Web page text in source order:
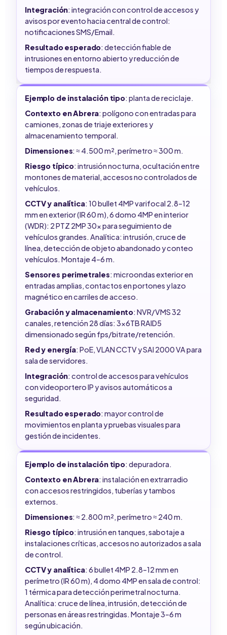
Integración: integración con control de accesos y
avisos por evento hacia central de control:
notificaciones SMS/Email.
Resultado esperado: detección fiable de
intrusiones en entorno abierto y reducción de
tiempos de respuesta.
Ejemplo de instalación tipo: planta de reciclaje.
Contexto en Abrera: polígono con entradas para
camiones, zonas de triaje exteriores y
almacenamiento temporal.
Dimensiones: ≈ 4.500 m², perímetro ≈ 300 m.
Riesgo típico: intrusión nocturna, ocultación entre
montones de material, accesos no controlados de
vehículos.
CCTV y analítica: 10 bullet 4MP varifocal 2.8–12
mm en exterior (IR 60 m), 6 domo 4MP en interior
(WDR): 2 PTZ 2MP 30x para seguimiento de
vehículos grandes. Analítica: intrusión, cruce de
línea, detección de objeto abandonado y conteo
vehículos. Montaje 4–6 m.
Sensores perimetrales: microondas exterior en
entradas amplias, contactos en portones y lazo
magnético en carriles de acceso.
Grabación y almacenamiento: NVR/VMS 32
canales, retención 28 días: 3x6TB RAID5
dimensionado según fps/bitrate/retención.
Red y energía: PoE, VLAN CCTV y SAI 2000 VA para
sala de servidores.
Integración: control de accesos para vehículos
con videoportero IP y avisos automáticos a
seguridad.
Resultado esperado: mayor control de
movimientos en planta y pruebas visuales para
gestión de incidentes.
Ejemplo de instalación tipo: depuradora.
Contexto en Abrera: instalación en extrarradio
con accesos restringidos, tuberías y tambos
externos.
Dimensiones: ≈ 2.800 m², perímetro ≈ 240 m.
Riesgo típico: intrusión en tanques, sabotaje a
instalaciones críticas, accesos no autorizados a sala
de control.
CCTV y analítica: 6 bullet 4MP 2.8–12 mm en
perímetro (IR 60 m), 4 domo 4MP en sala de control:
1 térmica para detección perimetral nocturna.
Analítica: cruce de línea, intrusión, detección de
personas en áreas restringidas. Montaje 3–6 m
según ubicación.